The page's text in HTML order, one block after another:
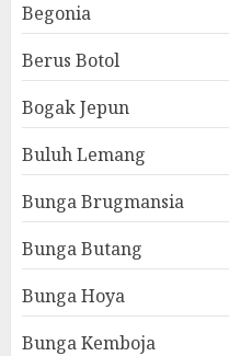
Begonia
Berus Botol
Bogak Jepun
Buluh Lemang
Bunga Brugmansia
Bunga Butang
Bunga Hoya
Bunga Kemboja